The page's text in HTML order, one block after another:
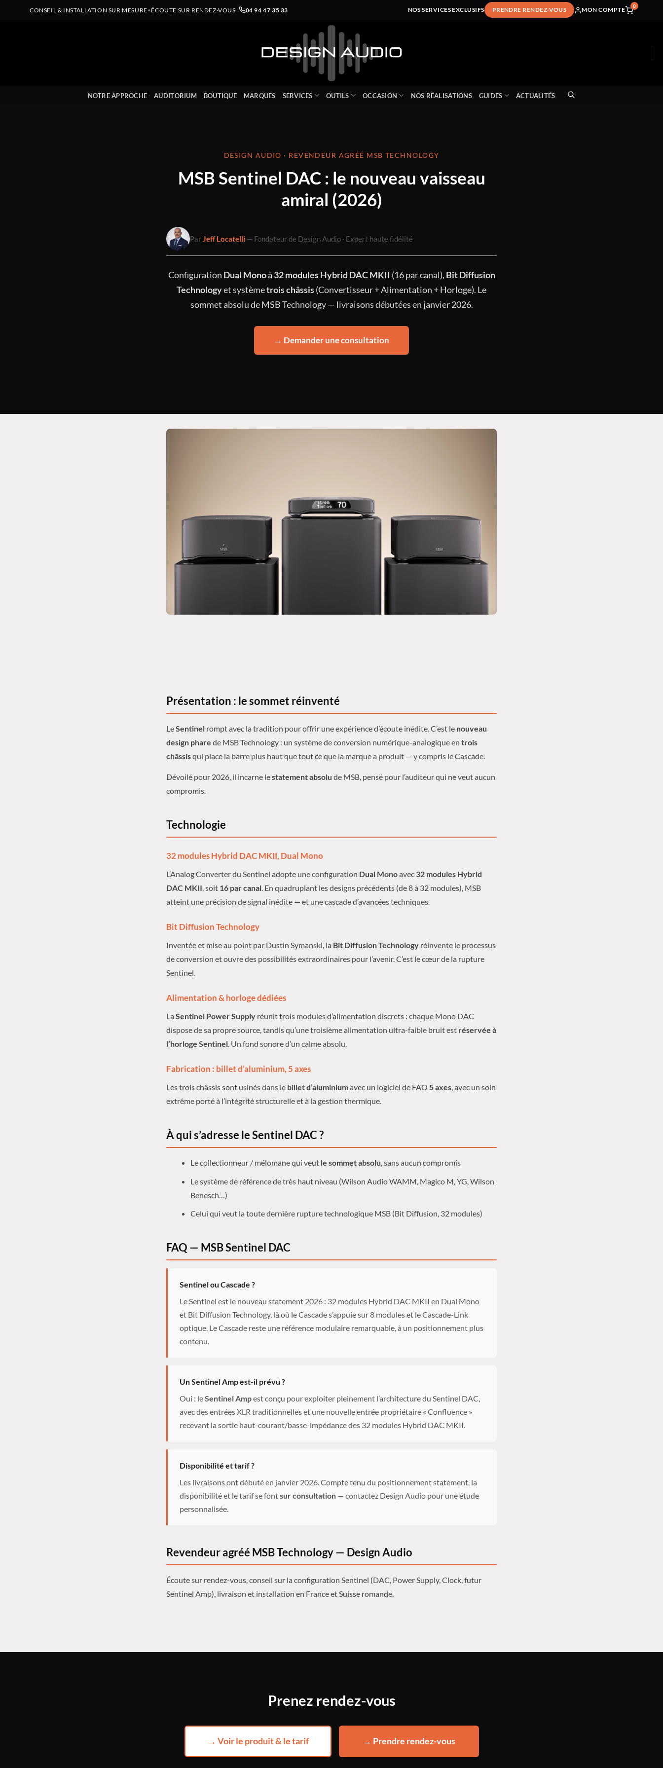
CONSEIL & INSTALLATION SUR MESURE•ÉCOUTE SUR RENDEZ-VOUS 04 94 47 35 33 NOS SERVICES EXCLUSIFS PRENDRE RENDEZ-VOUS MON COMPTE
0
NOTRE APPROCHE AUDITORIUM BOUTIQUE MARQUES SERVICES OUTILS OCCASION NOS RÉALISATIONS GUIDES ACTUALITÉS
DESIGN AUDIO · REVENDEUR AGRÉÉ MSB TECHNOLOGY
MSB Sentinel DAC : le nouveau vaisseau
amiral (2026)
Par Jeff Locatelli — Fondateur de Design Audio · Expert haute fidélité
Configuration Dual Monoà 32 modules Hybrid DAC MKII (16 par canal), Bit Diffusion
Technologyet systèmetrois châssis(Convertisseur + Alimentation + Horloge). Le
sommet absolu de MSB Technology — livraisons débutées en janvier 2026.
→ Demander une consultation
Présentation : le sommet réinventé
LeSentinel rompt avec la tradition pour offrir une expérience d’écoute inédite. C’est le nouveau
design phare de MSB Technology : un système de conversion numérique-analogique en trois
châssisqui place la barre plus haut que tout ce que la marque a produit — y compris le Cascade.
Dévoilé pour 2026, il incarne lestatement absolu de MSB, pensé pour l’auditeur qui ne veut aucun
compromis.
Technologie
32 modules Hybrid DAC MKII, Dual Mono
L’Analog Converter du Sentinel adopte une configuration Dual Monoavec 32 modules Hybrid
DAC MKII, soit 16 par canal. En quadruplant les designs précédents (de 8 à 32 modules), MSB
atteint une précision de signal inédite — et une cascade d’avancées techniques.
Bit Diffusion Technology
Inventée et mise au point par Dustin Symanski, la Bit Diffusion Technology réinvente le processus
de conversion et ouvre des possibilités extraordinaires pour l’avenir. C’est le cœur de la rupture
Sentinel.
Alimentation & horloge dédiées
La Sentinel Power Supply réunit trois modules d’alimentation discrets : chaque Mono DAC
dispose de sa propre source, tandis qu’une troisième alimentation ultra-faible bruit est réservée à
l’horloge Sentinel. Un fond sonore d’un calme absolu.
Fabrication : billet d’aluminium, 5 axes
Les trois châssis sont usinés dans le billet d’aluminiumavec un logiciel de FAO 5 axes, avec un soin
extrême porté à l’intégrité structurelle et à la gestion thermique.
À qui s’adresse le Sentinel DAC ?
Le collectionneur / mélomane qui veut le sommet absolu, sans aucun compromis
Le système de référence de très haut niveau (Wilson Audio WAMM, Magico M, YG, Wilson
Benesch…)
Celui qui veut la toute dernière rupture technologique MSB (Bit Diffusion, 32 modules)
FAQ — MSB Sentinel DAC
Sentinel ou Cascade ?
Le Sentinel est le nouveau statement 2026 : 32 modules Hybrid DAC MKII en Dual Mono
et Bit Diffusion Technology, là où le Cascade s’appuie sur 8 modules et le Cascade-Link
optique. Le Cascade reste une référence modulaire remarquable, à un positionnement plus
contenu.
Un Sentinel Amp est-il prévu ?
Oui : leSentinel Ampest conçu pour exploiter pleinement l’architecture du Sentinel DAC,
avec des entrées XLR traditionnelles et une nouvelle entrée propriétaire « Confluence »
recevant la sortie haut-courant/basse-impédance des 32 modules Hybrid DAC MKII.
Disponibilité et tarif ?
Les livraisons ont débuté en janvier 2026. Compte tenu du positionnement statement, la
disponibilité et le tarif se fontsur consultation — contactez Design Audio pour une étude
personnalisée.
Revendeur agréé MSB Technology — Design Audio
Écoute sur rendez-vous, conseil sur la configuration Sentinel (DAC, Power Supply, Clock, futur
Sentinel Amp), livraison et installation en France et Suisse romande.
Prenez rendez-vous
→ Voir le produit & le tarif → Prendre rendez-vous